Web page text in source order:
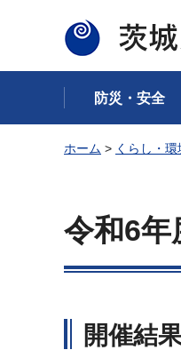
茨城県
防災・安全
ホーム > くらし・環
令和6年
開催結